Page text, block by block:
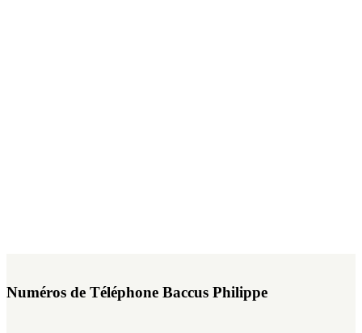
Numéros de Téléphone Baccus Philippe